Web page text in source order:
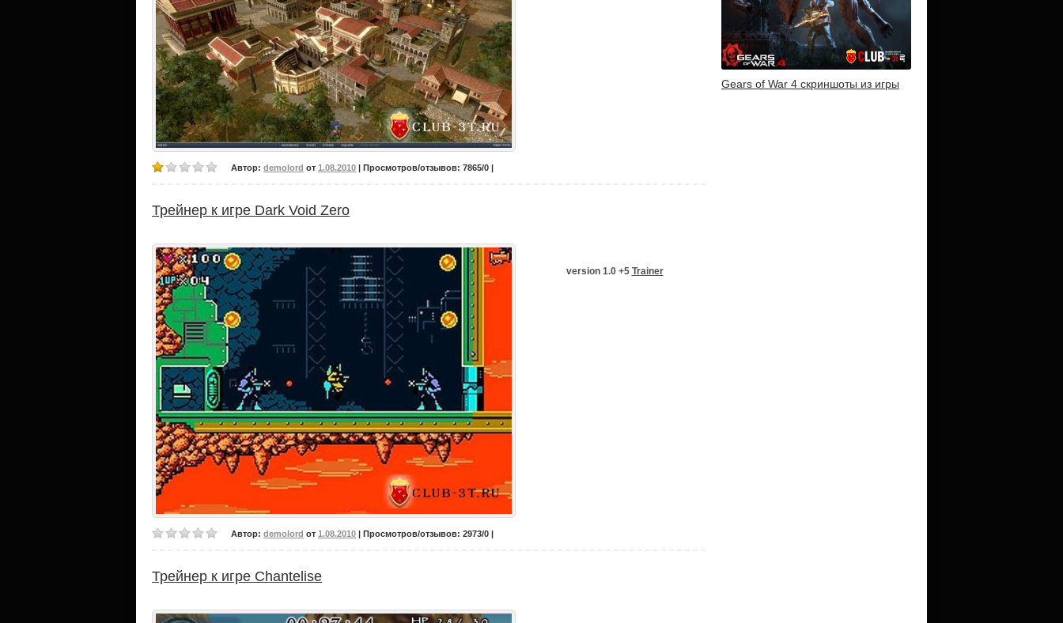
Автор: demolord от 1.08.2010 | Просмотров/отзывов: 7865/0 |
Трейнер к игре Dark Void Zero
version 1.0 +5 Trainer
Автор: demolord от 1.08.2010 | Просмотров/отзывов: 2973/0 |
Трейнер к игре Chantelise
Gears of War 4 скриншоты из игры